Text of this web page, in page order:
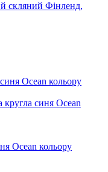
скляний Фінленд,
Ocean кольору